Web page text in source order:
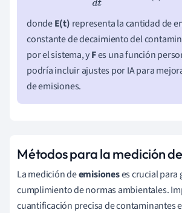
dondeE(t) representa la cantidad de
constante de decaimiento del
por el sistema, yFes una función
podría incluir ajustes por IA para
de emisiones.
Métodos para la medición
La medición deemisioneses crucial para
cumplimiento de normas ambientales.
cuantificación precisa de contaminantes